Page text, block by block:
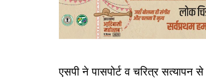
एसपी ने पासपोर्ट व चरित्र सत्यापन